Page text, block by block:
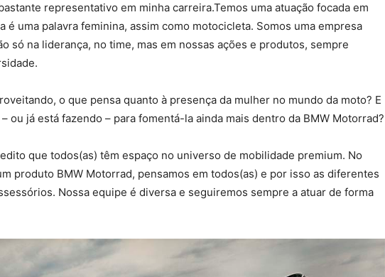
representativo em minha carreira.Temos uma atuação focada em
é uma palavra feminina, assim como motocicleta. Somos uma empresa
só na liderança, no time, mas em nossas ações e produtos, sempre
o que pensa quanto à presença da mulher no mundo da moto? E
ou já está fazendo – para fomentá-la ainda mais dentro da BMW Motorrad?
que todos(as) têm espaço no universo de mobilidade premium. No
produto BMW Motorrad, pensamos em todos(as) e por isso as diferentes
Nossa equipe é diversa e seguiremos sempre a atuar de forma